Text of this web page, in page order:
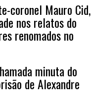
coronel Mauro Cid,
nos relatos do
renomados no
minuta do
de Alexandre